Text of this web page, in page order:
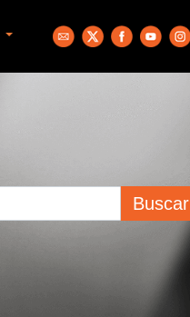
Buscar